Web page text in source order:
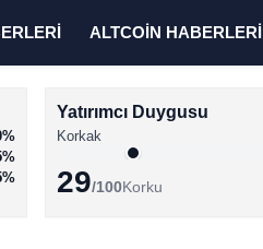
ALTCOİN HABERLERİ
Yatırımcı Duygusu
Korkak
29/100Korku